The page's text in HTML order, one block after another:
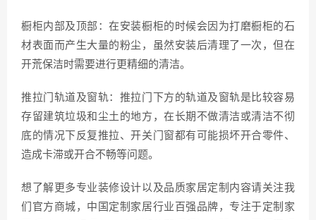
橱柜内部及顶部：在安装橱柜的时候会因为打磨橱柜的石
材表面而产生大量的粉尘，虽然安装后清理了一次，但在
开荒保洁时需要进行更精细的清洁。
推拉门轨道及窗轨：推拉门下方的轨道及窗轨是比较容易
存留建筑垃圾和尘土的地方，在长期不做清洁或清洁不彻
底的情况下反复推拉、开关门窗都有可能损坏开合零件、
造成卡滞或开合不畅等问题。
想了解更多专业装修设计以及品质家居定制内容请关注我
们官方商城，中国定制家居行业百强品牌，专注于定制家